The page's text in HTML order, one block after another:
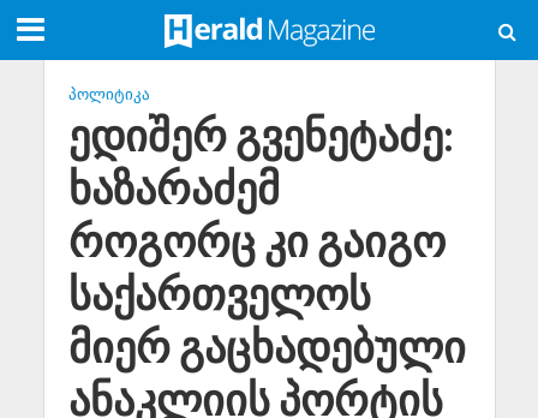
ᲞᲝᲚᲘᲢᲘᲙᲐ
ედიშერ გვენეტაძე:
ხაზარაძემ
როგორც კი გაიგო
საქართველოს
მიერ გაცხადებული
ანაკლიის პორტის